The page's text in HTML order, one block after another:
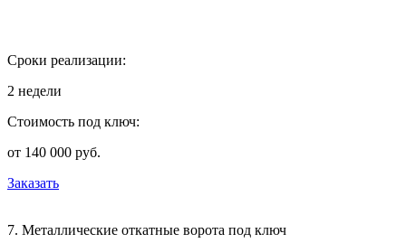
Сроки реализации:
2 недели
Стоимость под ключ:
от 140 000 руб.
Заказать
7. Металлические откатные ворота под ключ